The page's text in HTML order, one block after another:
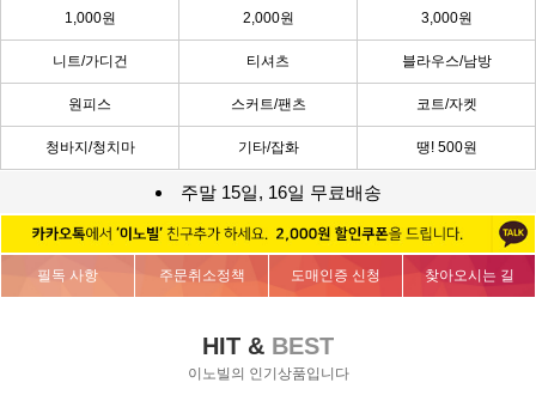
1,000원 2,000원 3,000원
니트/가디건 티셔츠 블라우스/남방
원피스 스커트/팬츠 코트/자켓
청바지/청치마 기타/잡화 땡! 500원
주말 15일, 16일 무료배송
필독 사항 주문취소정책 도매인증 신청 찾아오시는 길
HIT & BEST
이노빌의 인기상품입니다